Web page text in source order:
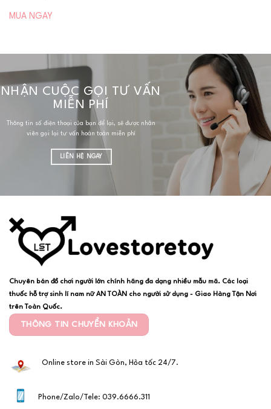
MUA NGAY
NHẬN CUỘC GỌI TƯ VẤN
MIỄN PHÍ
Thông tin số điện thoại của bạn để lại, sẽ được nhân
viên gọi lại tư vấn hoàn toàn miễn phí
LIÊN HỆ NGAY
Chuyên bán đồ chơi người lớn chính hãng đa dạng nhiều mẫu mã. Các loại
thuốc hỗ trợ sinh lí nam nữ AN TOÀN cho người sử dụng - Giao Hàng Tận Nơi
trên Toàn Quốc.
THÔNG TIN CHUYỂN KHOẢN
Online store in Sài Gòn, Hỏa tốc 24/7.
Phone/Zalo/Tele: 039.6666.311